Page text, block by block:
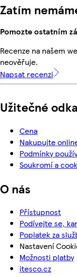
Zatím
Pomozte ostatním
Recenze na našem
neověřuje.
Napsat recenzi
Užitečné
Cena
Nakupujte
Podmínky
Soukromí a
O nás
Přístupnost
Podívejte se,
Poplatek za
Nastavení
Možnosti platby
itesco.cz